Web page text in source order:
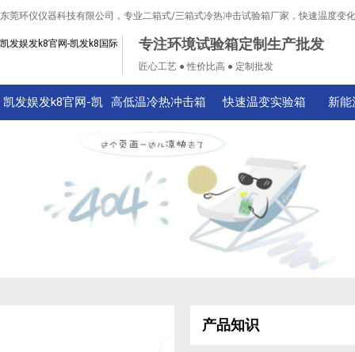
东莞环仪仪器科技有限公司，专业二箱式/三箱式冷热冲击试验箱厂家，快速温度变
凯发娱发k8官网-凯发k8国际 专注环境试验箱定制生产批发
匠心工艺 ● 性价比高 ● 定制批发
凯发娱发k8官网-凯 高低温冷热冲击箱 快速温变实验箱 新
产品知识